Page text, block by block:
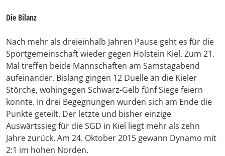
Die Bilanz
Nach mehr als dreieinhalb Jahren Pause geht es für die
Sportgemeinschaft wieder gegen Holstein Kiel. Zum 21.
Mal treffen beide Mannschaften am Samstagabend
aufeinander. Bislang gingen 12 Duelle an die Kieler
Störche, wohingegen Schwarz-Gelb fünf Siege feiern
konnte. In drei Begegnungen wurden sich am Ende die
Punkte geteilt. Der letzte und bisher einzige
Auswärtssieg für die SGD in Kiel liegt mehr als zehn
Jahre zurück. Am 24. Oktober 2015 gewann Dynamo mit
2:1 im hohen Norden.